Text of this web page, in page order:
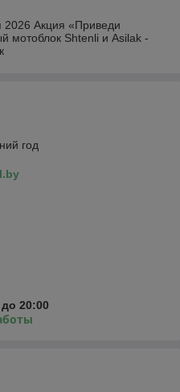
2026 Акция «Приведи
мотоблок Shtenli и Asilak -
год
20:00